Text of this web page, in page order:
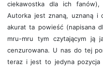
ciekawostka dla ich fanów),
Autorka jest znaną, uznaną i
akurat ta powieść (napisana
mru-mru tym czytającym ją
cenzurowana. U nas do tej
teraz i jest to jedyna